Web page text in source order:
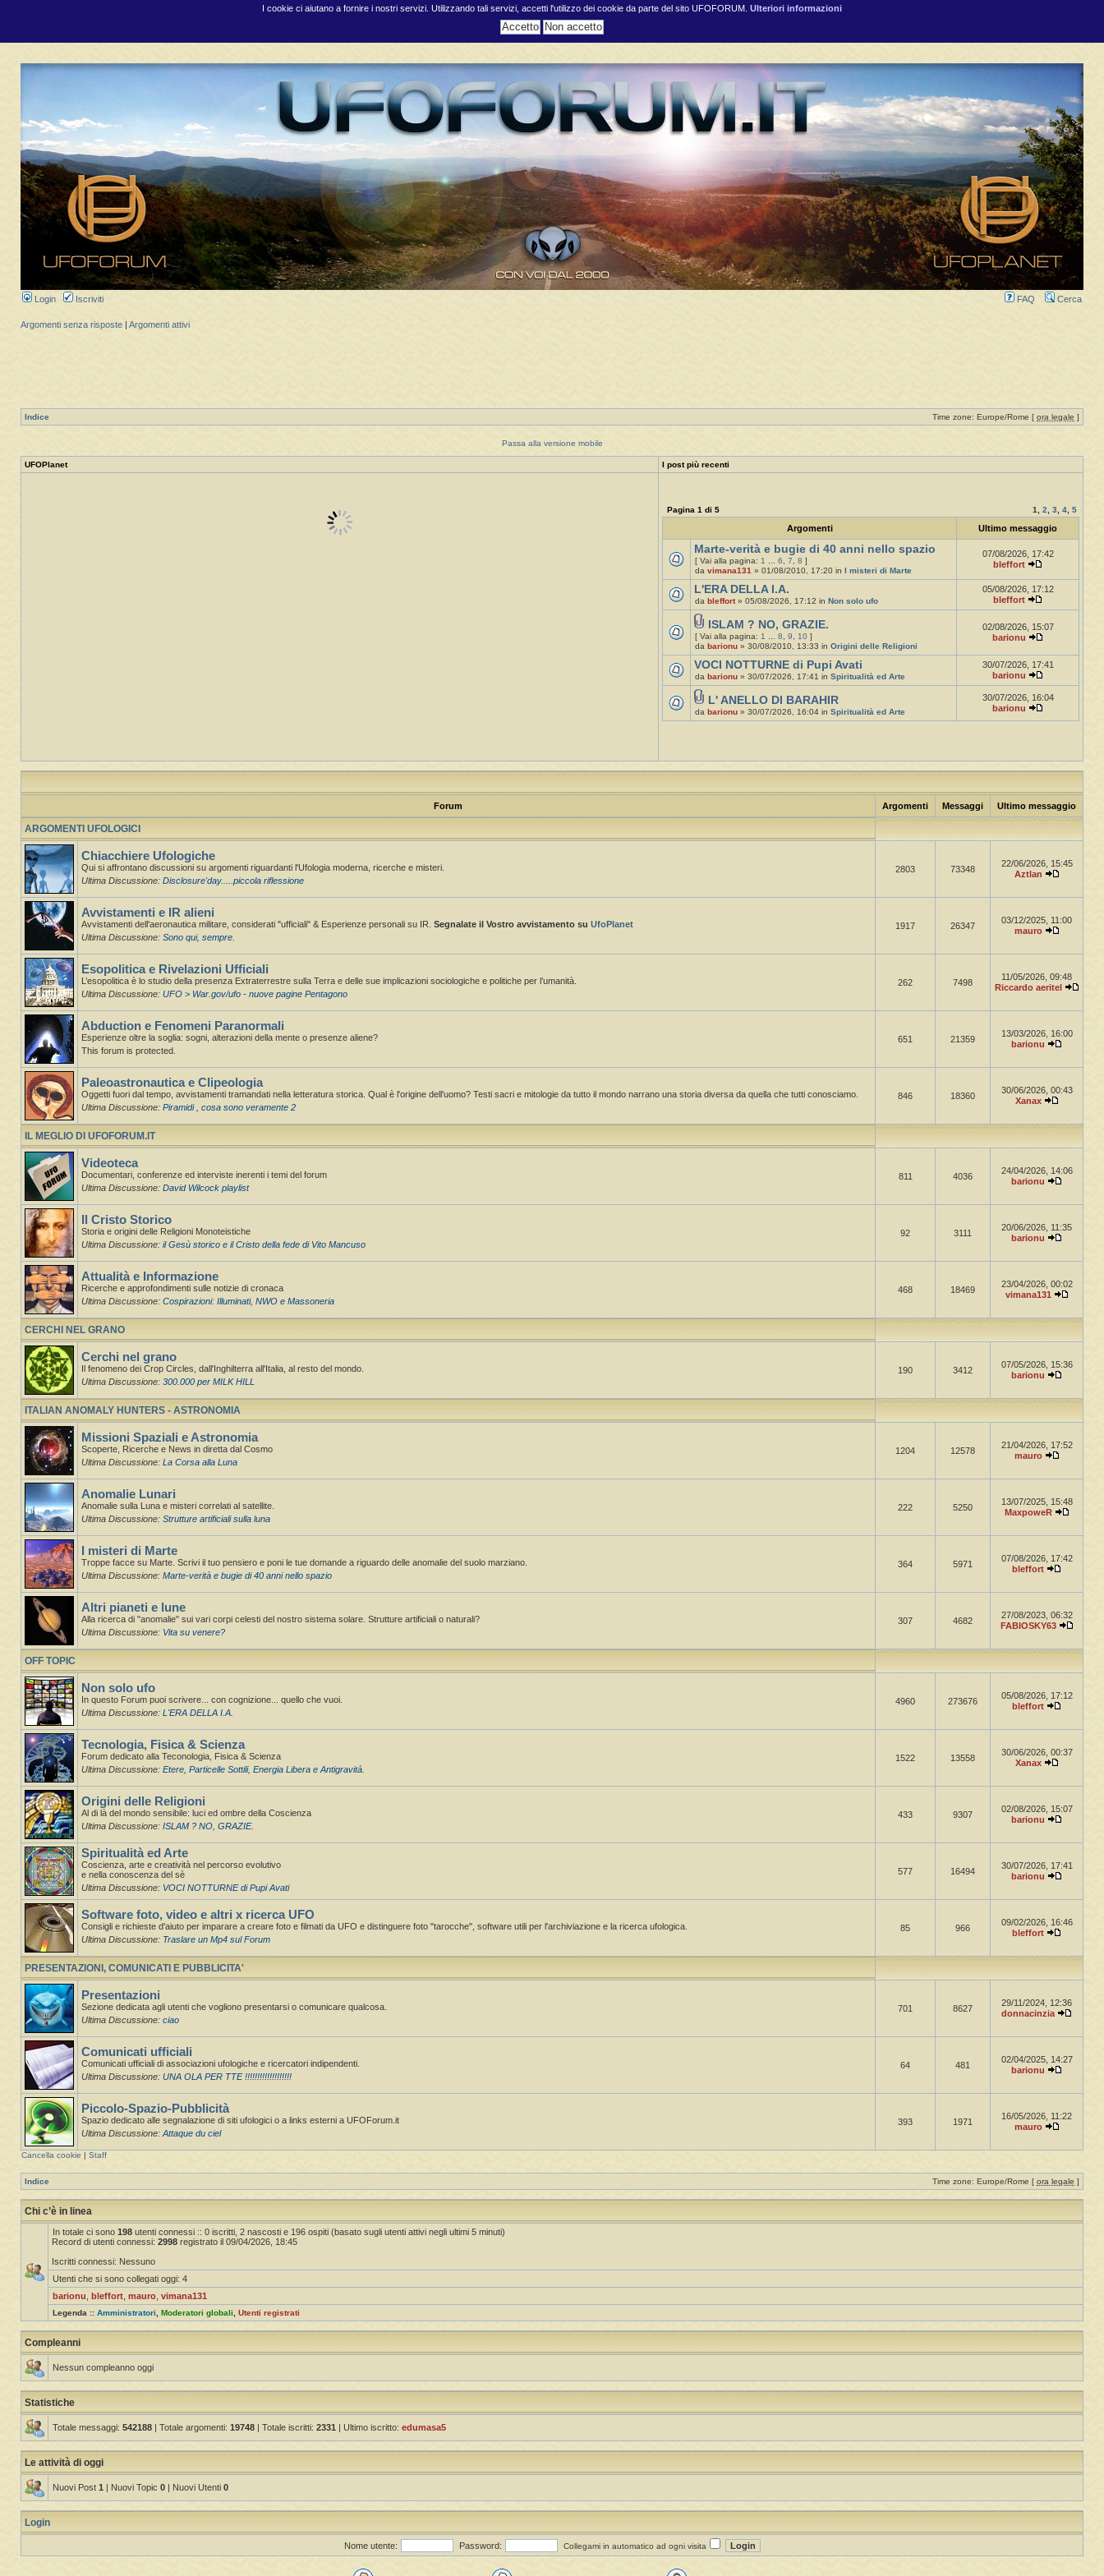
I cookie ci aiutano a fornire i nostri servizi. Utilizzando tali servizi, accetti l'utilizzo dei cookie da parte del sito UFOFORUM. Ulteriori informazioni
Login Iscriviti FAQ Cerca
Argomenti senza risposte Argomenti attivi
Indice Time zone: Europe/Rome [ ora legale ]
Passa alla versione mobile
UFOPlanet I post più recenti
Pagina 1 di 5 1, 2, 3, 4, 5
Argomenti Ultimo messaggio
Marte-verità e bugie di 40 anni nello spazio
[ Vai alla pagina: 1 ... 6, 7, 8 ]
da vimana131 » 01/08/2010, 17:20 in I misteri di Marte
07/08/2026, 17:42
bleffort
L'ERA DELLA I.A.
da bleffort» 05/08/2026, 17:12 in Non solo ufo
05/08/2026, 17:12
bleffort
ISLAM ? NO, GRAZIE.
[ Vai alla pagina: 1 ... 8, 9, 10 ]
da barionu » 30/08/2010, 13:33 in Origini delle Religioni
02/08/2026, 15:07
barionu
VOCI NOTTURNE di Pupi Avati
da barionu » 30/07/2026, 17:41 in Spiritualità ed Arte
30/07/2026, 17:41
barionu
L' ANELLO DI BARAHIR
da barionu » 30/07/2026, 16:04 in Spiritualità ed Arte
30/07/2026, 16:04
barionu
Forum Argomenti Messaggi Ultimo messaggio
ARGOMENTI UFOLOGICI
Chiacchiere Ufologiche
Qui si affrontano discussioni su argomenti riguardanti l'Ufologia moderna, ricerche e misteri.
Ultima Discussione: Disclosure'day.....piccola riflessione
2803 73348
22/06/2026, 15:45
Aztlan
Avvistamenti e IR alieni
Avvistamenti dell'aeronautica militare, considerati "ufficiali" & Esperienze personali su IR. Segnalate il Vostro avvistamento su UfoPlanet
Ultima Discussione: Sono qui, sempre.
1917 26347
03/12/2025, 11:00
mauro
Esopolitica e Rivelazioni Ufficiali
L’esopolitica è lo studio della presenza Extraterrestre sulla Terra e delle sue implicazioni sociologiche e politiche per l’umanità.
Ultima Discussione: UFO > War.gov/ufo - nuove pagine Pentagono
262 7498
11/05/2026, 09:48
Riccardo aeritel
Abduction e Fenomeni Paranormali
Esperienze oltre la soglia: sogni, alterazioni della mente o presenze aliene?
This forum is protected.
651 21359
13/03/2026, 16:00
barionu
Paleoastronautica e Clipeologia
Oggetti fuori dal tempo, avvistamenti tramandati nella letteratura storica. Qual è l'origine dell'uomo? Testi sacri e mitologie da tutto il mondo narrano una storia diversa da quella che tutti conosciamo.
Ultima Discussione: Piramidi , cosa sono veramente 2
846 18360
30/06/2026, 00:43
Xanax
IL MEGLIO DI UFOFORUM.IT
Videoteca
Documentari, conferenze ed interviste inerenti i temi del forum
Ultima Discussione: David Wilcock playlist
811 4036
24/04/2026, 14:06
barionu
Il Cristo Storico
Storia e origini delle Religioni Monoteistiche
Ultima Discussione: il Gesù storico e il Cristo della fede di Vito Mancuso
92 3111
20/06/2026, 11:35
barionu
Attualità e Informazione
Ricerche e approfondimenti sulle notizie di cronaca
Ultima Discussione: Cospirazioni: Illuminati, NWO e Massoneria
468 18469
23/04/2026, 00:02
vimana131
CERCHI NEL GRANO
Cerchi nel grano
Il fenomeno dei Crop Circles, dall'Inghilterra all'Italia, al resto del mondo.
Ultima Discussione: 300.000 per MILK HILL
190 3412
07/05/2026, 15:36
barionu
ITALIAN ANOMALY HUNTERS - ASTRONOMIA
Missioni Spaziali e Astronomia
Scoperte, Ricerche e News in diretta dal Cosmo
Ultima Discussione: La Corsa alla Luna
1204 12578
21/04/2026, 17:52
mauro
Anomalie Lunari
Anomalie sulla Luna e misteri correlati al satellite.
Ultima Discussione: Strutture artificiali sulla luna
222 5250
13/07/2025, 15:48
MaxpoweR
I misteri di Marte
Troppe facce su Marte. Scrivi il tuo pensiero e poni le tue domande a riguardo delle anomalie del suolo marziano.
Ultima Discussione: Marte-verità e bugie di 40 anni nello spazio
364 5971
07/08/2026, 17:42
bleffort
Altri pianeti e lune
Alla ricerca di "anomalie" sui vari corpi celesti del nostro sistema solare. Strutture artificiali o naturali?
Ultima Discussione: Vita su venere?
307 4682
27/08/2023, 06:32
FABIOSKY63
OFF TOPIC
Non solo ufo
In questo Forum puoi scrivere... con cognizione... quello che vuoi.
Ultima Discussione: L'ERA DELLA I.A.
4960 273676
05/08/2026, 17:12
bleffort
Tecnologia, Fisica & Scienza
Forum dedicato alla Teconologia, Fisica & Scienza
Ultima Discussione: Etere, Particelle Sottili, Energia Libera e Antigravità.
1522 13558
30/06/2026, 00:37
Xanax
Origini delle Religioni
Al di là del mondo sensibile: luci ed ombre della Coscienza
Ultima Discussione: ISLAM ? NO, GRAZIE.
433 9307
02/08/2026, 15:07
barionu
Spiritualità ed Arte
Coscienza, arte e creatività nel percorso evolutivo
e nella conoscenza del sè
Ultima Discussione: VOCI NOTTURNE di Pupi Avati
577 16494
30/07/2026, 17:41
barionu
Software foto, video e altri x ricerca UFO
Consigli e richieste d'aiuto per imparare a creare foto e filmati da UFO e distinguere foto "tarocche", software utili per l'archiviazione e la ricerca ufologica.
Ultima Discussione: Traslare un Mp4 sul Forum
85 966
09/02/2026, 16:46
bleffort
PRESENTAZIONI, COMUNICATI E PUBBLICITA'
Presentazioni
Sezione dedicata agli utenti che vogliono presentarsi o comunicare qualcosa.
Ultima Discussione: ciao
701 8627
29/11/2024, 12:36
donnacinzia
Comunicati ufficiali
Comunicati ufficiali di associazioni ufologiche e ricercatori indipendenti.
Ultima Discussione: UNA OLA PER TTE !!!!!!!!!!!!!!!!!!!
64 481
02/04/2025, 14:27
barionu
Piccolo-Spazio-Pubblicità
Spazio dedicato alle segnalazione di siti ufologici o a links esterni a UFOForum.it
Ultima Discussione: Attaque du ciel
393 1971
16/05/2026, 11:22
mauro
Cancella cookie Staff
Indice Time zone: Europe/Rome [ ora legale ]
Chi c’è in linea
In totale ci sono 198 utenti connessi :: 0 iscritti, 2 nascosti e 196 ospiti (basato sugli utenti attivi negli ultimi 5 minuti)
Record di utenti connessi: 2998 registrato il 09/04/2026, 18:45
Iscritti connessi: Nessuno
Utenti che si sono collegati oggi: 4
barionu
bleffort mauro vimana131
Legenda :: Amministratori, Moderatori globali, Utenti registrati
Compleanni
Nessun compleanno oggi
Statistiche
Totale messaggi: 542188 | Totale argomenti: 19748 | Totale iscritti: 2331 | Ultimo iscritto: edumasa5
Le attività di oggi
Nuovi Post 1 | Nuovi Topic 0 | Nuovi Utenti 0
Login
Nome utente: Password: Collegami in automatico ad ogni visita